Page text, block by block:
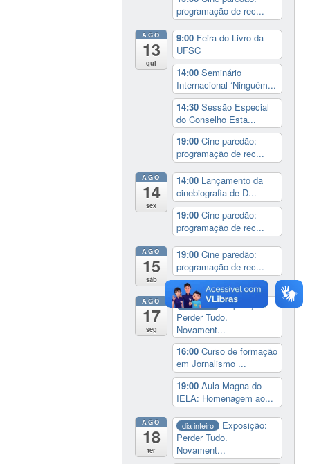
programação de rec...
AGO
13
qui
9:00 Feira do Livro da
UFSC
14:00Seminário
Internacional ‘Ninguém...
14:30Sessão Especial
do Conselho Esta...
19:00Cine paredão:
programação de rec...
AGO
14
sex
14:00 Lançamento da
cinebiografia de D...
19:00Cine paredão:
programação de rec...
AGO
15
sáb
19:00Cine paredão:
programação de rec...
AGO
17
seg
dia inteiro
Exposição:
Perder Tudo.
Novament...
16:00Curso de formação
em Jornalismo ...
19:00Aula Magna do
IELA: Homenagem ao...
AGO
18
ter
dia inteiro
Exposição:
Perder Tudo.
Novament...